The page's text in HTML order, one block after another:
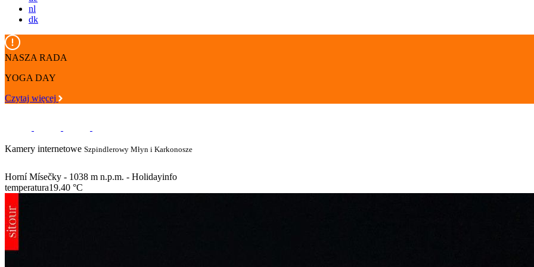
nl
dk
NASZA RADA
YOGA DAY
Czytaj więcej
Kamery internetowe Szpindlerowy Młyn i Karkonosze
Horní Mísečky - 1038 m n.p.m. - Holidayinfo
temperatura19.40 °C